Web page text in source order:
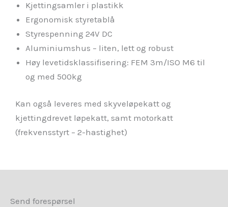
Kjettingsamler i plastikk
Ergonomisk styretablå
Styrespenning 24V DC
Aluminiumshus – liten, lett og robust
Høy levetidsklassifisering: FEM 3m/ISO M6 til
og med 500kg
Kan også leveres med skyveløpekatt og
kjettingdrevet løpekatt, samt motorkatt
(frekvensstyrt – 2-hastighet)
Send forespørsel